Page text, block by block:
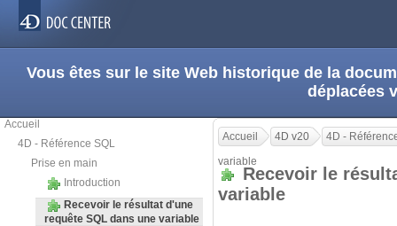
Vous êtes sur le site Web historique de la
déplacées
Accueil
4D - Référence SQL
Prise en main
Introduction
Recevoir le résultat d'une
requête SQL dans une variable
Accueil 4D v20
4D -
variable
Recevoir le
variable